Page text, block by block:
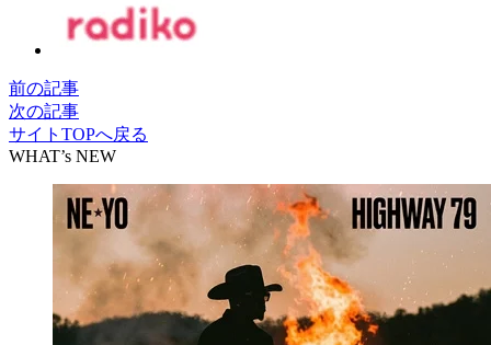
前の記事
次の記事
サイトTOPへ戻る
WHAT’s NEW